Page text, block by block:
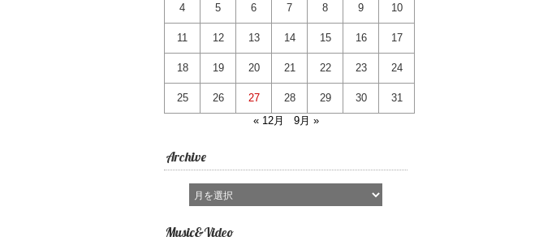
4 5 6 7 8 9 10
11 12 13 14 15 16 17
18 19 20 21 22 23 24
25 26 27 28 29 30
31
« 12月
9月 »
Archive
Music&Video